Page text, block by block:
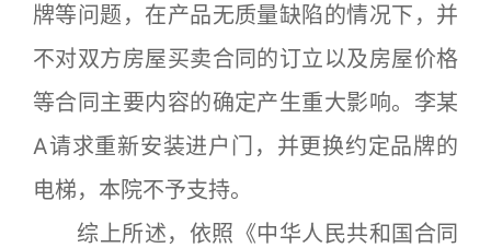
牌等问题，在产品无质量缺陷的情况下，并
不对双方房屋买卖合同的订立以及房屋价格
等合同主要内容的确定产生重大影响。李某
A请求重新安装进户门，并更换约定品牌的
电梯，本院不予支持。
综上所述，依照《中华人民共和国合同